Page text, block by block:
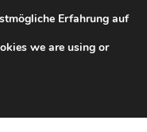
Erfahrung auf
we are using or